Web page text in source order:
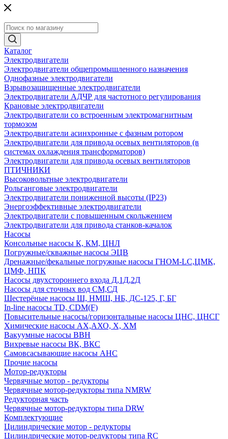
Каталог
Электродвигатели
Электродвигатели общепромышленного назначения
Однофазные электродвигатели
Взрывозащищенные электродвигатели
Электродвигатели АДЧР для частотного регулирования
Крановые электродвигатели
Электродвигатели со встроенным электромагнитным
тормозом
Электродвигатели асинхронные с фазным ротором
Электродвигатели для привода осевых вентиляторов (в
системах охлаждения трансформаторов)
Электродвигатели для привода осевых вентиляторов
ПТИЧНИКИ
Высоковольтные электродвигатели
Рольганговые электродвигатели
Электродвигатели пониженной высоты (IP23)
Энергоэффективные электродвигатели
Электродвигатели с повышенным скольжением
Электродвигатели для привода станков-качалок
Насосы
Консольные насосы К, КМ, ЦНЛ
Погружные/скважные насосы ЭЦВ
Дренажные/фекальные погружные насосы ГНОМ-LC,ЦМК,
ЦМФ, НПК
Насосы двухстороннего входа Д,1Д,2Д
Насосы для сточных вод СМ,СД
Шестерёные насосы Ш, НМШ, НБ, ДС-125, Г, БГ
In-line насосы TD, CDM(F)
Повысительные насосы/горизонтальные насосы ЦНС, ЦНСГ
Химические насосы АХ,АХО, Х, ХМ
Вакуумные насосы ВВН
Вихревые насосы ВК, ВКС
Самовсасывающие насосы АНС
Прочие насосы
Мотор-редукторы
Червячные мотор - редукторы
Червячные мотор-редукторы типа NMRW
Редукторная часть
Червячные мотор-редукторы типа DRW
Комплектующие
Цилиндрические мотор - редукторы
Цилиндрические мотор-редукторы типа RC